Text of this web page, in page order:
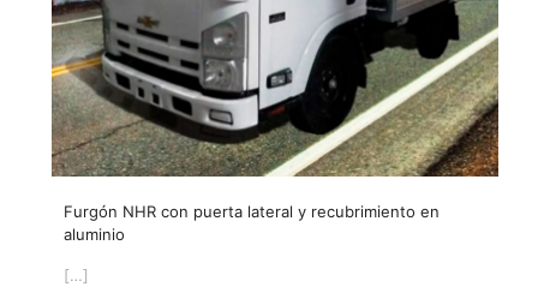
Furgón NHR con puerta lateral y recubrimiento en
aluminio
[…]